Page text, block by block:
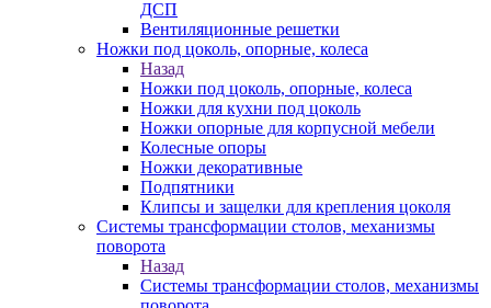
ДСП
Вентиляционные решетки
Ножки под цоколь, опорные, колеса
Назад
Ножки под цоколь, опорные, колеса
Ножки для кухни под цоколь
Ножки опорные для корпусной мебели
Колесные опоры
Ножки декоративные
Подпятники
Клипсы и защелки для крепления цоколя
Системы трансформации столов, механизмы
поворота
Назад
Системы трансформации столов, механизмы